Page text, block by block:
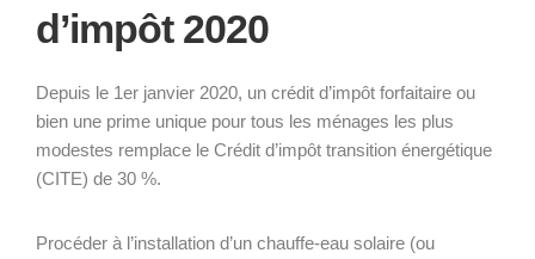
d’impôt 2020
Depuis le 1er janvier 2020, un crédit d’impôt forfaitaire ou
bien une prime unique pour tous les ménages les plus
modestes remplace le Crédit d’impôt transition énergétique
(CITE) de 30 %.
Procéder à l’installation d’un chauffe-eau solaire (ou